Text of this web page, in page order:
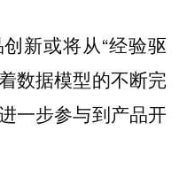
新或将从“经验驱
数据模型的不断完
一步参与到产品开